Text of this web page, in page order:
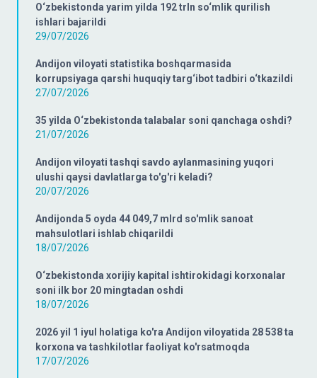
O‘zbekistonda yarim yilda 192 trln so‘mlik qurilish
ishlari bajarildi
29/07/2026
Andijon viloyati statistika boshqarmasida
korrupsiyaga qarshi huquqiy targ‘ibot tadbiri o‘tkazildi
27/07/2026
35 yilda O‘zbekistonda talabalar soni qanchaga oshdi?
21/07/2026
Andijon viloyati tashqi savdo aylanmasining yuqori
ulushi qaysi davlatlarga to'g'ri keladi?
20/07/2026
Andijonda 5 oyda 44 049,7 mlrd so'mlik sanoat
mahsulotlari ishlab chiqarildi
18/07/2026
O‘zbekistonda xorijiy kapital ishtirokidagi korxonalar
soni ilk bor 20 mingtadan oshdi
18/07/2026
2026 yil 1 iyul holatiga ko'ra Andijon viloyatida 28 538 ta
korxona va tashkilotlar faoliyat ko'rsatmoqda
17/07/2026